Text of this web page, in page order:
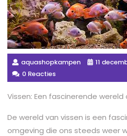
aquashopkampen
11
0 Reacties
Vissen: Een fascinerende
De wereld van vissen is een
omgeving die ons steeds weer